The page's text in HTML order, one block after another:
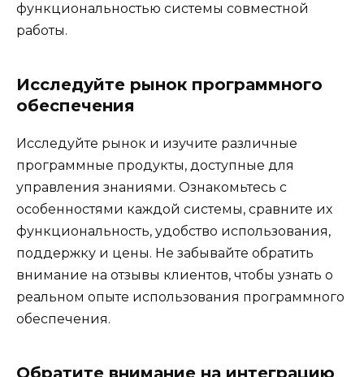
функциональностью системы совместной
работы.
Исследуйте рынок программного
обеспечения
Исследуйте рынок и изучите различные
программные продукты, доступные для
управления знаниями. Ознакомьтесь с
особенностями каждой системы, сравните их
функциональность, удобство использования,
поддержку и цены. Не забывайте обратить
внимание на отзывы клиентов, чтобы узнать о
реальном опыте использования программного
обеспечения.